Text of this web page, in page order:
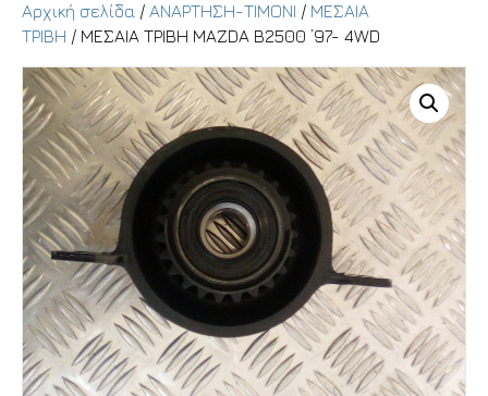
Αρχική σελίδα / ΑΝΑΡΤΗΣΗ-ΤΙΜΟΝΙ / ΜΕΣΑΙΑ
ΤΡΙΒΗ / ΜΕΣΑΙΑ ΤΡΙΒΗ MAZDA Β2500 ’97- 4WD